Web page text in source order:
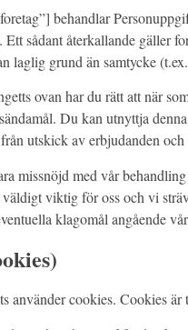
behandlar
sådant återkallande gäller
laglig grund än samtycke
ovan har du rätt att när
Du kan utnyttja
utskick av erbjudanden
missnöjd med vår
viktig för oss och vi
klagomål angående
använder cookies. Cookies